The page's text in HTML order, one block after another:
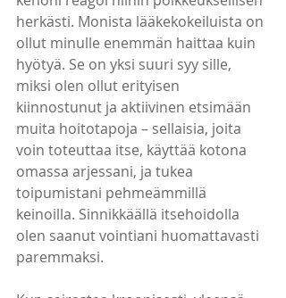
herkästi. Monista lääkekokeiluista on
ollut minulle enemmän haittaa kuin
hyötyä. Se on yksi suuri syy sille,
miksi olen ollut erityisen
kiinnostunut ja aktiivinen etsimään
muita hoitotapoja – sellaisia, joita
voin toteuttaa itse, käyttää kotona
omassa arjessani, ja tukea
toipumistani pehmeämmillä
keinoilla. Sinnikkäällä itsehoidolla
olen saanut vointiani huomattavasti
paremmaksi.